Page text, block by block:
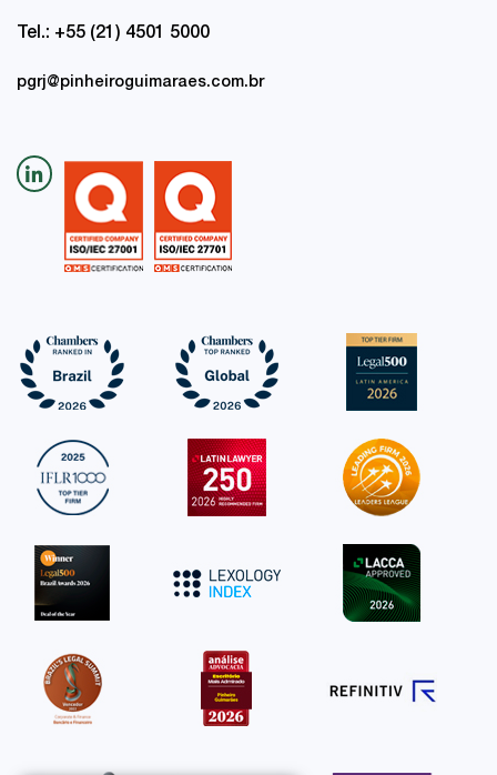
Tel.: +55 (21) 4501 5000
pgrj@pinheiroguimaraes.com.br